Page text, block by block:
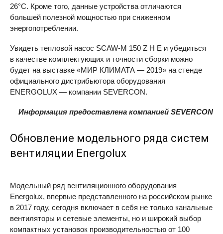
26°C. Кроме того, данные устройства отличаются
большей полезной мощностью при сниженном
энергопотреблении.
Увидеть тепловой насос SCAW-M 150 Z H E и убедиться
в качестве комплектующих и точности сборки можно
будет на выставке «МИР КЛИМАТА — 2019» на стенде
официального дистрибьютора оборудования
ENERGOLUX — компании SEVERCON.
Информация предоставлена компанией SEVERCON
Обновление модельного ряда систем
вентиляции Energolux
Модельный ряд вентиляционного оборудования
Energolux, впервые представленного на российском рынке
в 2017 году, сегодня включает в себя не только канальные
вентиляторы и сетевые элементы, но и широкий выбор
компактных установок производительностью от 100